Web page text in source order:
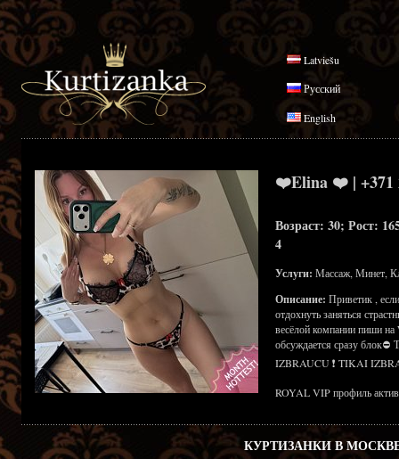
Latviešu
Русский
English
❤️Elina ❤️ | +371
Возраст: 30; Рост:
4
Услуги: Массаж, Минет,
Описание: Приветик ,
отдохнуть заняться
весёлой компании пиши
обсуждается сразу
IZBRAUCU ❗ TIKAI
ROYAL VIP профиль
КУРТИЗАНКИ В